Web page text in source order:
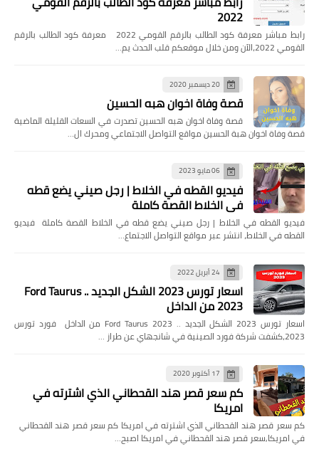
2022
رابط مباشر معرفة كود الطالب بالرقم القومي 2022 معرفة كود الطالب بالرقم
القومي 2022،الآن ومن خلال موقعكم قلب الحدث يم…
20 ديسمبر 2020
قصة وفاة اخوان هبه الحسين
قصة وفاة اخوان هبه الحسين تصدرت في السعات القليلة الماضية
قصة وفاة اخوان هبة الحسين مواقع التواصل الاجتماعي ومحرك ال…
06 مايو 2023
فيديو القطه في الخلاط | رجل صيني يضع قطه
في الخلاط القصة كاملة
فيديو القطه في الخلاط | رجل صيني يضع قطه في الخلاط القصة كاملة فيديو
القطه في الخلاط، انتشر عبر مواقع التواصل الاجتماع…
24 أبريل 2022
اسعار تورس 2023 الشكل الجديد .. Ford Taurus
2023 من الداخل
اسعار تورس 2023 الشكل الجديد .. Ford Taurus 2023 من الداخل فورد تورس
2023،كشفت شركة فورد الصينية في شانجهاي عن طراز …
17 أكتوبر 2020
كم سعر قصر هند القحطاني الذي اشترته في
امريكا
كم سعر قصر هند القحطاني الذي اشترته في امريكا كم سعر قصر هند القحطاني
في امريكا,سعر قصر هند القحطاني في امريكا اصبح…